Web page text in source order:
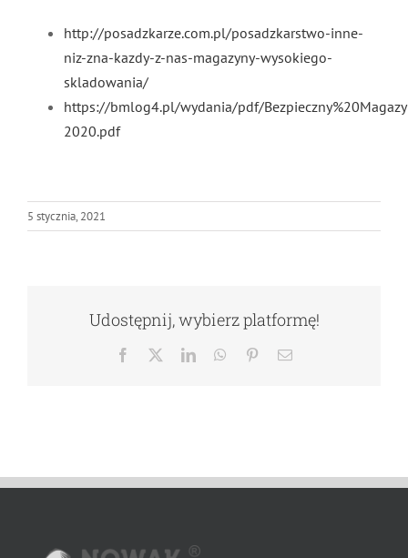
http://posadzkarze.com.pl/posadzkarstwo-inne-
niz-zna-kazdy-z-nas-magazyny-wysokiego-
skladowania/
https://bmlog4.pl/wydania/pdf/
2020.pdf
5 stycznia, 2021
Udostępnij, wybierz platformę!
Facebook LinkedInWhatsApp
PinterestEmail